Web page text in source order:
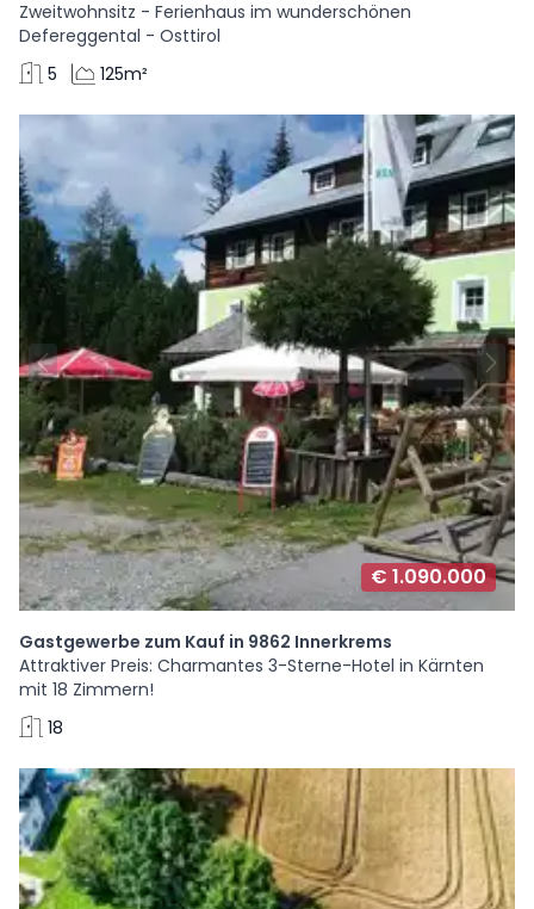
Zweitwohnsitz - Ferienhaus im wunderschönen
Defereggental - Osttirol
5
125m²
€ 1.090.000
Gastgewerbe zum Kauf in 9862 Innerkrems
Attraktiver Preis: Charmantes 3-Sterne-Hotel in Kärnten
mit 18 Zimmern!
18